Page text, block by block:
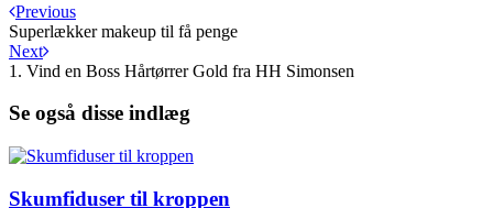
Previous
Superlækker makeup til få penge
Next
1. Vind en Boss Hårtørrer Gold fra HH Simonsen
Se også disse indlæg
Skumfiduser til kroppen